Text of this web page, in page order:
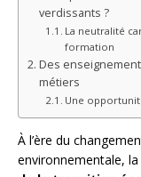
verdissants ?
La neutralité
formation
Des
métiers
Une
À l’ère du
environnementale,